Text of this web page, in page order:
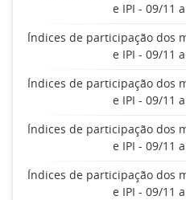
e IPI - 09/11
Índices de participação dos
e IPI - 09/11
Índices de participação dos
e IPI - 09/11
Índices de participação dos
e IPI - 09/11
Índices de participação dos
e IPI - 09/11